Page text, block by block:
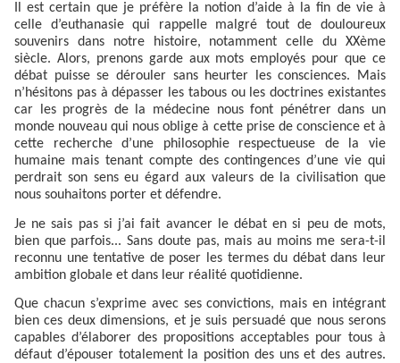
Il est certain que je préfère la notion d’aide à la fin de vie à
celle d’euthanasie qui rappelle malgré tout de douloureux
souvenirs dans notre histoire, notamment celle du XXème
siècle. Alors, prenons garde aux mots employés pour que ce
débat puisse se dérouler sans heurter les consciences. Mais
n’hésitons pas à dépasser les tabous ou les doctrines existantes
car les progrès de la médecine nous font pénétrer dans un
monde nouveau qui nous oblige à cette prise de conscience et à
cette recherche d’une philosophie respectueuse de la vie
humaine mais tenant compte des contingences d’une vie qui
perdrait son sens eu égard aux valeurs de la civilisation que
nous souhaitons porter et défendre.
Je ne sais pas si j’ai fait avancer le débat en si peu de mots,
bien que parfois... Sans doute pas, mais au moins me sera-t-il
reconnu une tentative de poser les termes du débat dans leur
ambition globale et dans leur réalité quotidienne.
Que chacun s’exprime avec ses convictions, mais en intégrant
bien ces deux dimensions, et je suis persuadé que nous serons
capables d’élaborer des propositions acceptables pour tous à
défaut d’épouser totalement la position des uns et des autres.